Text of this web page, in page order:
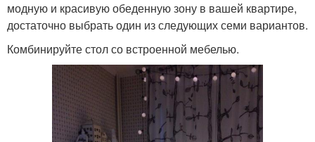
модную и красивую обеденную зону в вашей квартире,
достаточно выбрать один из следующих семи вариантов.
Комбинируйте стол со встроенной мебелью.